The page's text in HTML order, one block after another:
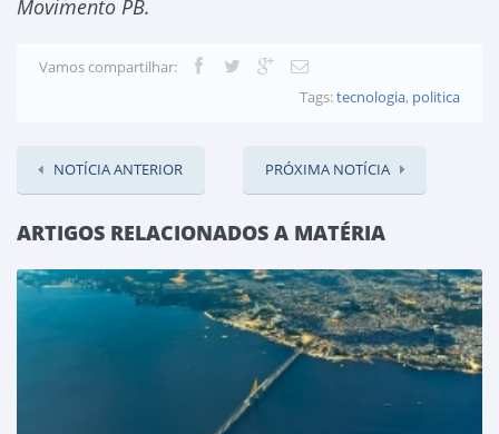
Movimento PB.
Vamos compartilhar:
Tags:tecnologia, politica
NOTÍCIA ANTERIOR PRÓXIMA NOTÍCIA
ARTIGOS RELACIONADOS A MATÉRIA